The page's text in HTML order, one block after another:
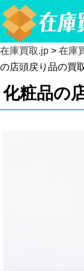
在庫買取.jp > 在庫
の店頭戻り品の買
化粧品の